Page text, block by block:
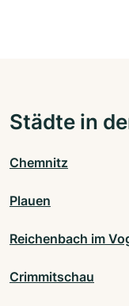
Städte in
Chemnitz
Plauen
Reichenbach im
Crimmitschau